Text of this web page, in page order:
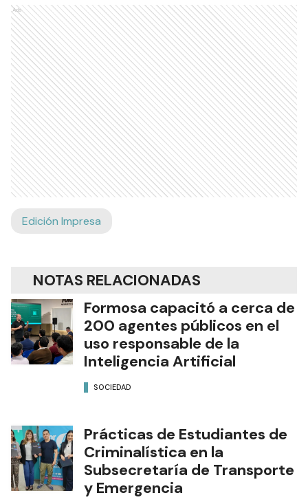
Ads
Edición Impresa
NOTAS RELACIONADAS
Formosa capacitó a cerca de
200 agentes públicos en el
uso responsable de la
Inteligencia Artificial
SOCIEDAD
Prácticas de Estudiantes de
Criminalística en la
Subsecretaría de Transporte
y Emergencia